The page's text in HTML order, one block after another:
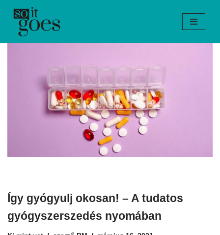
Skip
Így gyógyulj okosan! – A tudatos
gyógyszerszedés nyomában